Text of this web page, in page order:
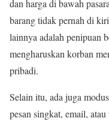
dan harga di bawah
barang tidak pernah di
lainnya adalah penipuan
mengharuskan korban
pribadi.
Selain itu, ada juga
pesan singkat, email,